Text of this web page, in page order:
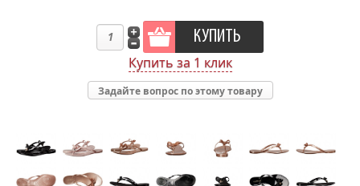
Купить за 1 клик
Задайте вопрос по этому товару